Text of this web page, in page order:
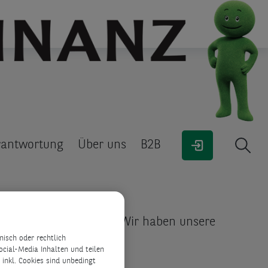
Kauf auf Rechnung &
Lastschrift
Über uns B2B
Daten wichtig. Wir haben unsere
haben:
oder rechtlich
Media Inhalten und teilen
Cookies sind unbedingt